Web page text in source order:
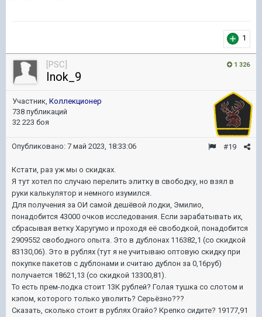
1
1 326
[PSC]
Inok_9
Участник, Коллекционер
738 публикаций
32 223 боя
#19
Опубликовано: 7 май 2023, 18:33:06
Кстати, раз уж мы о скидках.
Я тут хотел по случаю перелить элитку в свободку, но взял в
руки калькулятор и немного изумился.
Для получения за ОИ самой дешёвой лодки, Эмилио,
понадобится 43000 очков исследования. Если зарабатывать их,
сбрасывая ветку Харугумо и проходя её свободкой, понадобится
2909552 свободного опыта. Это в дублонах 116382,1 (со скидкой
83130,06). Это в рублях (тут я не учитываю оптовую скидку при
покупке пакетов с дублонами и считаю дублон за 0,16руб)
получается 18621,13 (со скидкой 13300,81).
То есть прем-лодка стоит 13К рублей? Голая тушка со слотом и
кэпом, которого только уволить? Серьёзно???
Сказать, сколько стоит в рублях Огайо? Крепко сидите? 19177,91